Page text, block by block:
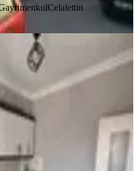
Celalettin
Ballıca Mh.de
2+1 Daire
Mahallesi
Kat·